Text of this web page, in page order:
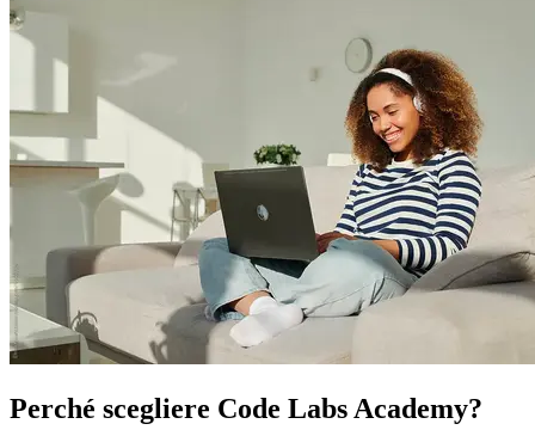
Perché scegliere Code Labs Academy?